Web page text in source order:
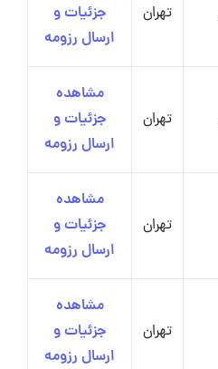
تهران
جزئیات و
ارسال رزومه
تهران
مشاهده
جزئیات و
ارسال رزومه
تهران
مشاهده
جزئیات و
ارسال رزومه
تهران
مشاهده
جزئیات و
ارسال رزومه